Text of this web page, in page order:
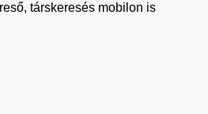
társkeresés mobilon is